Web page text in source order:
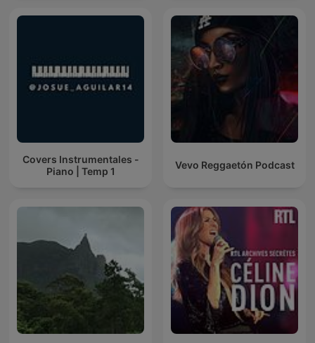
Covers Instrumentales -
Piano | Temp 1
Vevo Reggaetón Podcast